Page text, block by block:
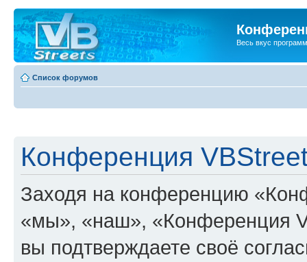
Весь вкус
Список форумов
Конференция
Заходя на конференцию
«мы», «наш», «Конференция
вы подтверждаете своё